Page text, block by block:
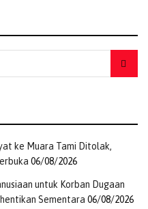
ke Muara Tami Ditolak,
06/08/2026
untuk Korban Dugaan
Sementara 06/08/2026